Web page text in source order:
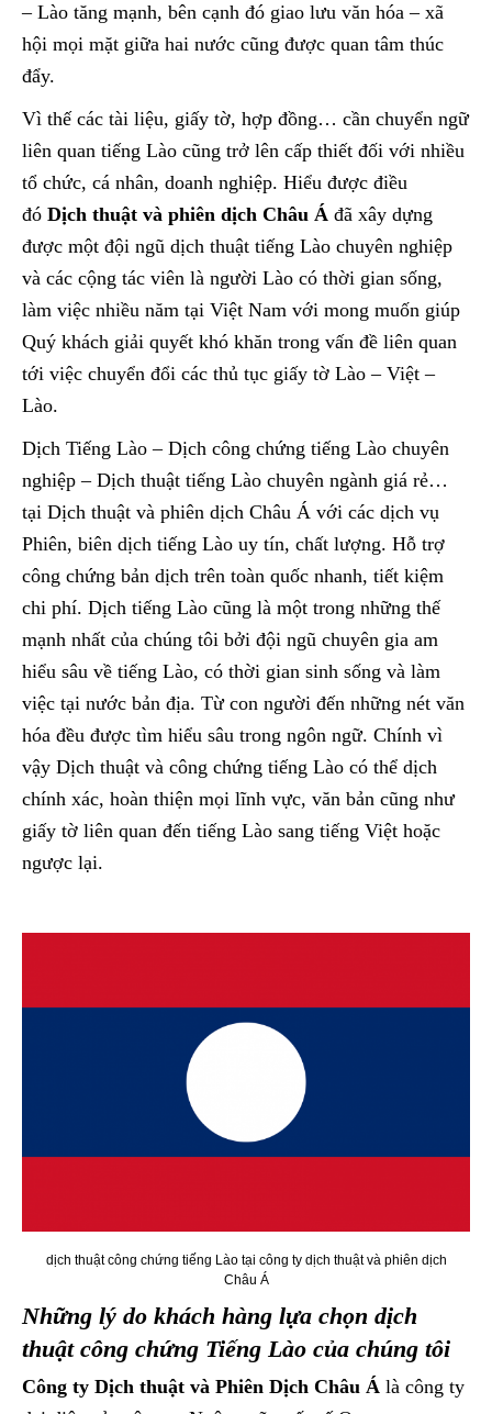
– Lào tăng mạnh, bên cạnh đó giao lưu văn hóa – xã
hội mọi mặt giữa hai nước cũng được quan tâm thúc
đẩy.
Vì thế các tài liệu, giấy tờ, hợp đồng… cần chuyển ngữ
liên quan tiếng Lào cũng trở lên cấp thiết đối với nhiều
tổ chức, cá nhân, doanh nghiệp. Hiểu được điều
đó Dịch thuật và phiên dịch Châu Á đã xây dựng
được một đội ngũ dịch thuật tiếng Lào chuyên nghiệp
và các cộng tác viên là người Lào có thời gian sống,
làm việc nhiều năm tại Việt Nam với mong muốn giúp
Quý khách giải quyết khó khăn trong vấn đề liên quan
tới việc chuyển đổi các thủ tục giấy tờ Lào – Việt –
Lào.
Dịch Tiếng Lào – Dịch công chứng tiếng Lào chuyên
nghiệp – Dịch thuật tiếng Lào chuyên ngành giá rẻ…
tại Dịch thuật và phiên dịch Châu Á với các dịch vụ
Phiên, biên dịch tiếng Lào uy tín, chất lượng. Hỗ trợ
công chứng bản dịch trên toàn quốc nhanh, tiết kiệm
chi phí. Dịch tiếng Lào cũng là một trong những thế
mạnh nhất của chúng tôi bởi đội ngũ chuyên gia am
hiểu sâu về tiếng Lào, có thời gian sinh sống và làm
việc tại nước bản địa. Từ con người đến những nét văn
hóa đều được tìm hiểu sâu trong ngôn ngữ. Chính vì
vậy Dịch thuật và công chứng tiếng Lào có thể dịch
chính xác, hoàn thiện mọi lĩnh vực, văn bản cũng như
giấy tờ liên quan đến tiếng Lào sang tiếng Việt hoặc
ngược lại.
dịch thuật công chứng tiếng Lào tại công ty dịch thuật và phiên dịch
Châu Á
Những lý do khách hàng lựa chọn dịch
thuật công chứng Tiếng Lào của chúng tôi
Công ty Dịch thuật và Phiên Dịch Châu Á là công ty